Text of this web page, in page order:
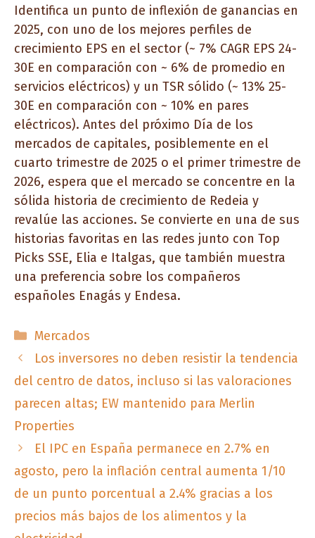
Identifica un punto de inflexión de ganancias en
2025, con uno de los mejores perfiles de
crecimiento EPS en el sector (~ 7% CAGR EPS 24-
30E en comparación con ~ 6% de promedio en
servicios eléctricos) y un TSR sólido (~ 13% 25-
30E en comparación con ~ 10% en pares
eléctricos). Antes del próximo Día de los
mercados de capitales, posiblemente en el
cuarto trimestre de 2025 o el primer trimestre de
2026, espera que el mercado se concentre en la
sólida historia de crecimiento de Redeia y
revalúe las acciones. Se convierte en una de sus
historias favoritas en las redes junto con Top
Picks SSE, Elia e Italgas, que también muestra
una preferencia sobre los compañeros
españoles Enagás y Endesa.
Categorías
Mercados
Los inversores no deben resistir la tendencia
del centro de datos, incluso si las valoraciones
parecen altas; EW mantenido para Merlin
Properties
El IPC en España permanece en 2.7% en
agosto, pero la inflación central aumenta 1/10
de un punto porcentual a 2.4% gracias a los
precios más bajos de los alimentos y la